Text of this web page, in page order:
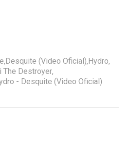
,Desquite (Video Oficial),Hydro,
The Destroyer,
- Desquite (Video Oficial)